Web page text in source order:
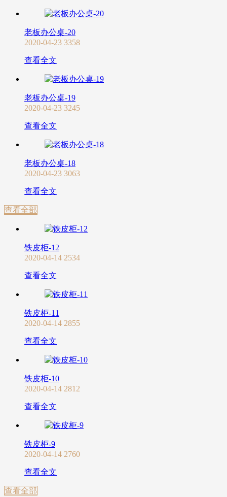
老板办公桌-20
2020-04-23 3358
查看全文
老板办公桌-19
2020-04-23 3245
查看全文
老板办公桌-18
2020-04-23 3063
查看全文
查看全部
铁皮柜-12
2020-04-14 2534
查看全文
铁皮柜-11
2020-04-14 2855
查看全文
铁皮柜-10
2020-04-14 2812
查看全文
铁皮柜-9
2020-04-14 2760
查看全文
查看全部